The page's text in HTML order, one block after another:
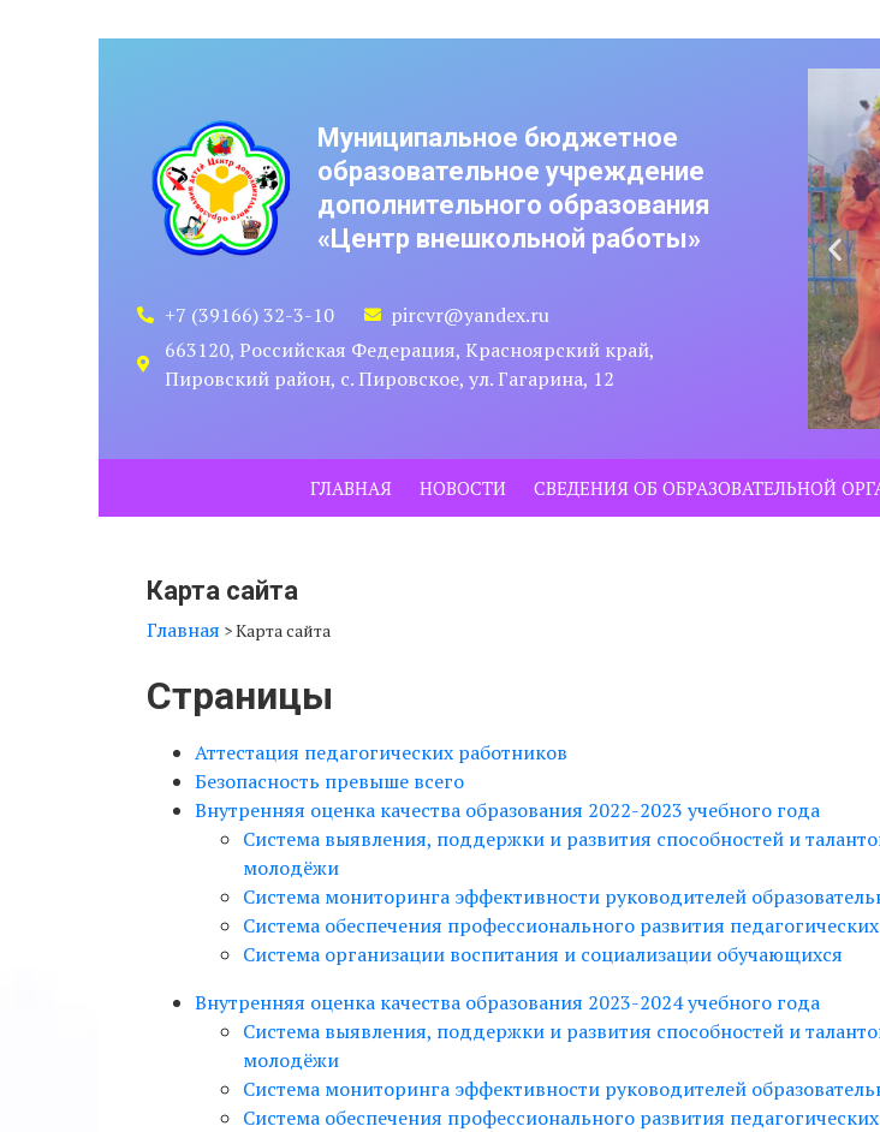
Муниципальное бюджетное
образовательное учреждение
дополнительного образования
«Центр внешкольной работы»
+7 (39166) 32-3-10
pircvr@yandex.ru
663120, Российская Федерация, Красноярский край,
Пировский район, с. Пировское, ул. Гагарина, 12
ГЛАВНАЯ НОВОСТИ СВЕДЕНИЯ ОБ ОБРАЗОВАТЕЛЬНОЙ
Карта сайта
Главная >Карта сайта
Страницы
Аттестация педагогических работников
Безопасность превыше всего
Внутренняя оценка качества образования 2022-2023 учебного года
Система выявления, поддержки и развития способностей и
молодёжи
Система мониторинга эффективности руководителей
Система обеспечения профессионального развития
Система организации воспитания и социализации обучающихся
Внутренняя оценка качества образования 2023-2024 учебного года
Система выявления, поддержки и развития способностей и
молодёжи
Система мониторинга эффективности руководителей
Система обеспечения профессионального развития